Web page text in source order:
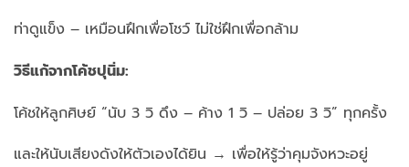
ท่าดูแข็ง – เหมือนฝึกเพื่อโชว์ ไม่ใช่ฝึกเพื่อกล้าม
วิธีแก้จากโค้ชปุนิ่ม:
โค้ชให้ลูกศิษย์ “นับ 3 วิ ดึง – ค้าง 1 วิ – ปล่อย 3 วิ” ทุกครั้ง
และให้นับเสียงดังให้ตัวเองได้ยิน → เพื่อให้รู้ว่าคุมจังหวะอยู่